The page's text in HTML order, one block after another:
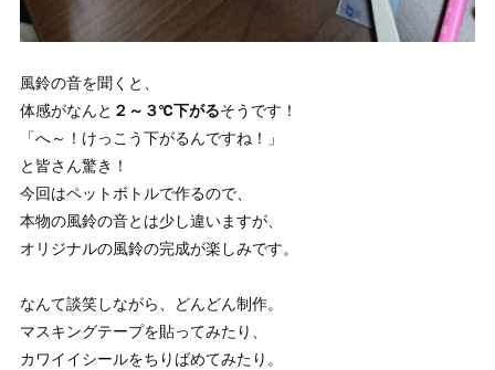
風鈴の音を聞くと、
体感がなんと ２～３℃下がるそうです！
「へ～！けっこう下がるんですね！」
と皆さん驚き！
今回はペットボトルで作るので、
本物の風鈴の音とは少し違いますが、
オリジナルの風鈴の完成が楽しみです。
なんて談笑しながら、どんどん制作。
マスキングテープを貼ってみたり、
カワイイシールをちりばめてみたり。